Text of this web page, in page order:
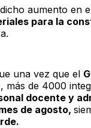
aumento en
para la
una vez que el
, más de 4000
docente y
de agosto,